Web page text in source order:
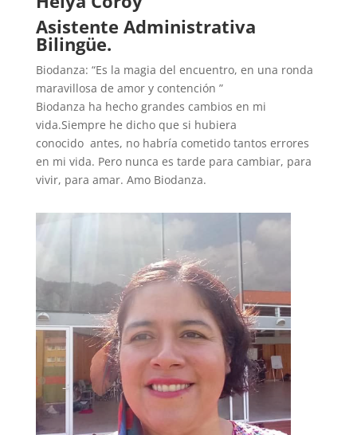
Asistente Administrativa
Bilingüe.
Biodanza: “Es la magia del encuentro, en una ronda
maravillosa de amor y contención ”
Biodanza ha hecho grandes cambios en mi
vida.Siempre he dicho que si hubiera
conocido antes, no habría cometido tantos errores
en mi vida. Pero nunca es tarde para cambiar, para
vivir, para amar. Amo Biodanza.